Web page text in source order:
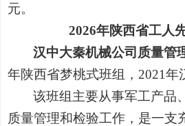
元。
2026年陕西省工人
汉中大秦机械公司质量管
年陕西省梦桃式班组，2021年
该班组主要从事军工产品
质量管理和检验工作，是一支